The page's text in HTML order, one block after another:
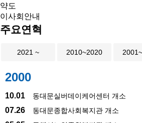
약도
이사회안내
주요연혁
2021 ~ 2010~2020
2000
10.01 동대문실버데이케어센터 개소
07.26 동대문종합사회복지관 개소